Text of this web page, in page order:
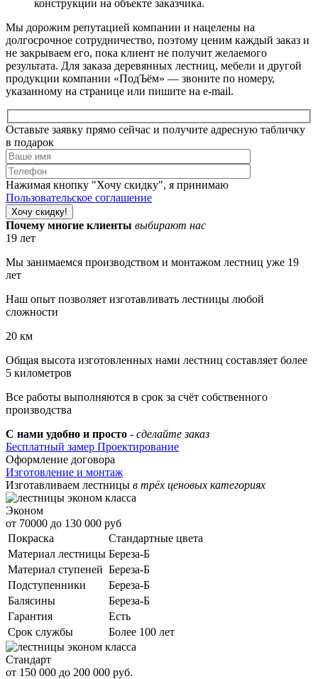
конструкции на объекте заказчика.
Мы дорожим репутацией компании и нацелены на
долгосрочное сотрудничество, поэтому ценим каждый заказ и
не закрываем его, пока клиент не получит желаемого
результата. Для заказа деревянных лестниц, мебели и другой
продукции компании «ПодЪём» — звоните по номеру,
указанному на странице или пишите на e-mail.
Оставьте заявку прямо сейчас и получите адресную табличку
в подарок
Нажимая кнопку "Хочу скидку", я принимаю
Пользовательское соглашение
Почему многие клиенты выбирают нас
19 лет
Мы занимаемся производством и монтажом лестниц уже 19
лет
Наш опыт позволяет изготавливать лестницы любой
сложности
20 км
Общая высота изготовленных нами лестниц составляет более
5 километров
Все работы выполняются в срок за счёт собственного
производства
С нами удобно и просто - сделайте заказ
Бесплатный замер Проектирование
Оформление договора
Изготовление и монтаж
Изготавливаем лестницы в трёх ценовых категориях
Эконом
от 70000 до 130 000 руб
Покраска
Стандартные цвета
Материал лестницы Береза-Б
Материал ступеней Береза-Б
Подступенники
Береза-Б
Балясины
Береза-Б
Гарантия
Есть
Срок службы
Более 100 лет
Стандарт
от 150 000 до 200 000 руб.